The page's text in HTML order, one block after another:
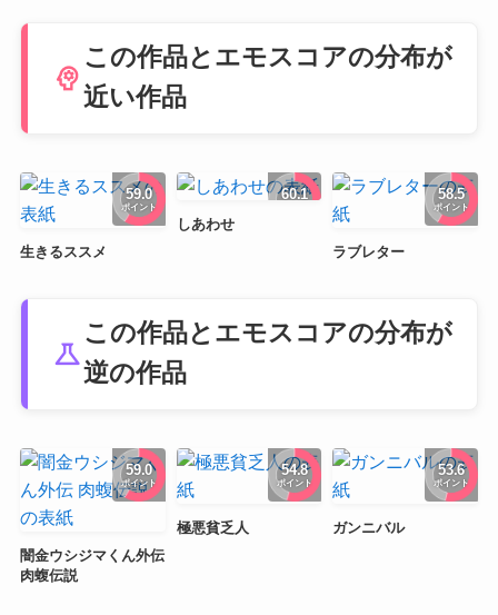
psychology
この作品とエモスコアの分布が
近い作品
59.0
ポイント
生きるススメ
60.1
しあわせ
58.5
ポイント
ラブレター
science
この作品とエモスコアの分布が
逆の作品
59.0
ポイント
闇金ウシジマくん外伝
肉蝮伝説
54.8
ポイント
極悪貧乏人
53.6
ポイント
ガンニバル